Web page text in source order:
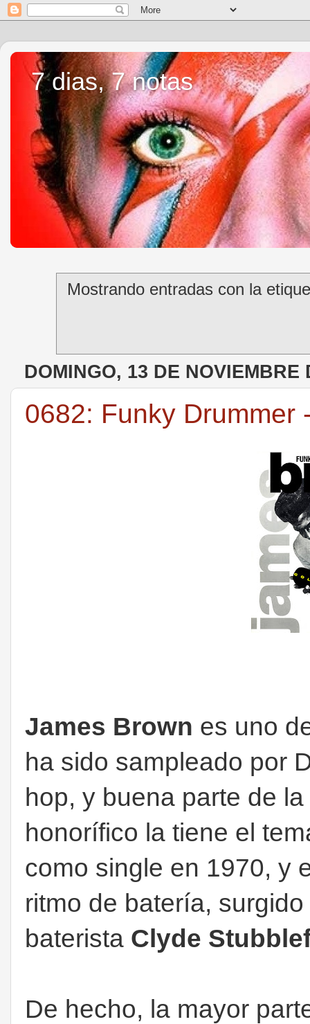
7 dias, 7 notas
Mostrando entradas con la
DOMINGO, 13 DE NOVIEMBRE
0682: Funky Drummer
James Brown es uno
ha sido sampleado por
hop, y buena parte de
honorífico la tiene el
como single en 1970, y
ritmo de batería,
baterista Clyde
De hecho, la mayor